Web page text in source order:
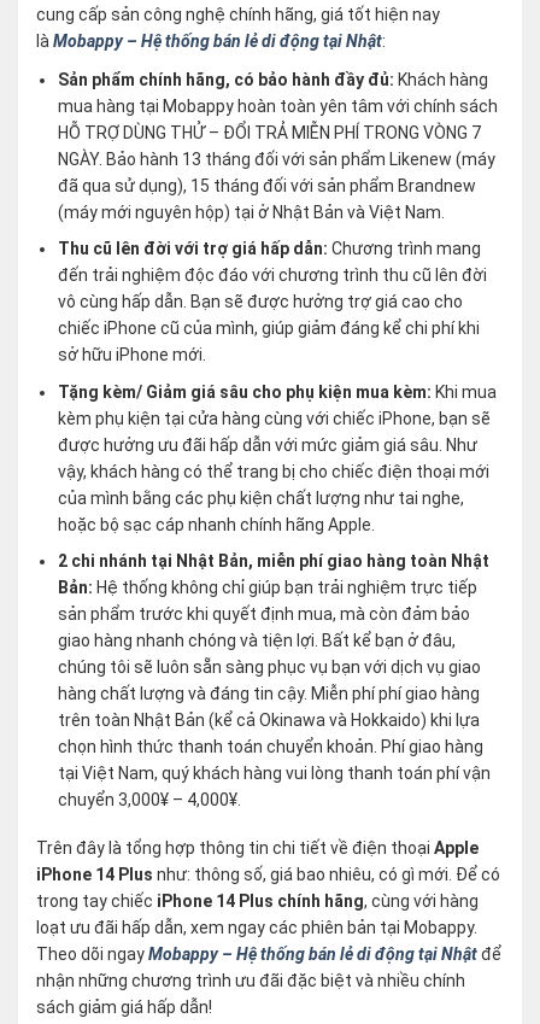
cung cấp sản công nghệ chính hãng, giá tốt hiện nay
là Mobappy – Hệ thống bán lẻ di động tại Nhật:
Sản phẩm chính hãng, có bảo hành đầy đủ: Khách hàng
mua hàng tại Mobappy hoàn toàn yên tâm với chính sách
HỖ TRỢ DÙNG THỬ – ĐỔI TRẢ MIỄN PHÍ TRONG VÒNG 7
NGÀY. Bảo hành 13 tháng đối với sản phẩm Likenew (máy
đã qua sử dụng), 15 tháng đối với sản phẩm Brandnew
(máy mới nguyên hộp) tại ở Nhật Bản và Việt Nam.
Thu cũ lên đời với trợ giá hấp dẫn:Chương trình mang
đến trải nghiệm độc đáo với chương trình thu cũ lên đời
vô cùng hấp dẫn. Bạn sẽ được hưởng trợ giá cao cho
chiếc iPhone cũ của mình, giúp giảm đáng kể chi phí khi
sở hữu iPhone mới.
Tặng kèm/ Giảm giá sâu cho phụ kiện mua kèm: Khi mua
kèm phụ kiện tại cửa hàng cùng với chiếc iPhone, bạn sẽ
được hưởng ưu đãi hấp dẫn với mức giảm giá sâu. Như
vậy, khách hàng có thể trang bị cho chiếc điện thoại mới
của mình bằng các phụ kiện chất lượng như tai nghe,
hoặc bộ sạc cáp nhanh chính hãng Apple.
2 chi nhánh tại Nhật Bản, miễn phí giao hàng toàn Nhật
Bản: Hệ thống không chỉ giúp bạn trải nghiệm trực tiếp
sản phẩm trước khi quyết định mua, mà còn đảm bảo
giao hàng nhanh chóng và tiện lợi. Bất kể bạn ở đâu,
chúng tôi sẽ luôn sẵn sàng phục vụ bạn với dịch vụ giao
hàng chất lượng và đáng tin cậy. Miễn phí phí giao hàng
trên toàn Nhật Bản (kể cả Okinawa và Hokkaido) khi lựa
chọn hình thức thanh toán chuyển khoản. Phí giao hàng
tại Việt Nam, quý khách hàng vui lòng thanh toán phí vận
chuyển 3,000¥ – 4,000¥.
Trên đây là tổng hợp thông tin chi tiết về điện thoại Apple
iPhone 14 Plus như: thông số, giá bao nhiêu, có gì mới. Để có
trong tay chiếc iPhone 14 Plus chính hãng, cùng với hàng
loạt ưu đãi hấp dẫn, xem ngay các phiên bản tại Mobappy.
Theo dõi ngayMobappy – Hệ thống bán lẻ di động tại Nhậtđể
nhận những chương trình ưu đãi đặc biệt và nhiều chính
sách giảm giá hấp dẫn!